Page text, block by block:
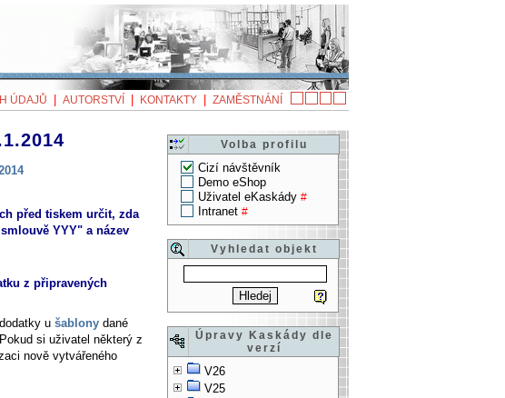
ÚDAJŮ AUTORSTVÍ KONTAKTY ZAMĚSTNÁNÍ
Volba profilu
Cizí návštěvník
Demo eShop
Uživatel eKaskády #
Intranet #
Vyhledat objekt
Úpravy Kaskády dle
verzí
V26
V25
před tiskem určit, zda
YYY" a název
z připravených
u šablony dané
si uživatel některý z
nově vytvářeného